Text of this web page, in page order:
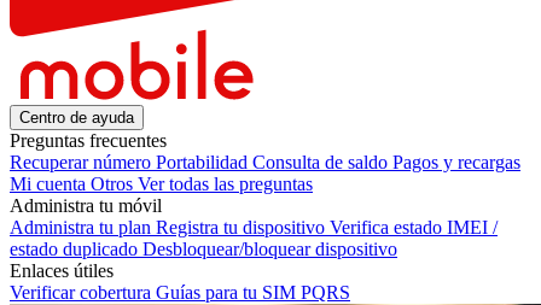
Centro de ayuda
Preguntas frecuentes
Recuperar número Portabilidad Consulta de saldo Pagos y recargas
Mi cuenta Otros Ver todas las preguntas
Administra tu móvil
Administra tu plan Registra tu dispositivo Verifica estado IMEI /
estado duplicado Desbloquear/bloquear dispositivo
Enlaces útiles
Verificar cobertura Guías para tu SIM PQRS